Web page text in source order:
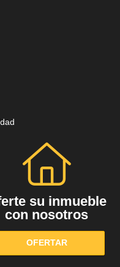
su inmueble
con nosotros
OFERTAR